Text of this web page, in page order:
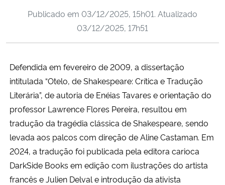
Ministério da Ciência, Tecnologia, Inovações e Comunicações
Ministério do Turismo
Ministério do Desenvolvimento Regional
Controladoria-Geral da União
Publicado em 03/12/2025, 15h01. Atualizado
03/12/2025, 17h51
Defendida em fevereiro de 2009, a dissertação
intitulada “Otelo, de Shakespeare: Crítica e Tradução
Literária”, de autoria de Enéias Tavares e orientação do
professor Lawrence Flores Pereira, resultou em
tradução da tragédia clássica de Shakespeare, sendo
levada aos palcos com direção de Aline Castaman. Em
2024, a tradução foi publicada pela editora carioca
DarkSide Books em edição com ilustrações do artista
francês e Julien Delval e introdução da ativista